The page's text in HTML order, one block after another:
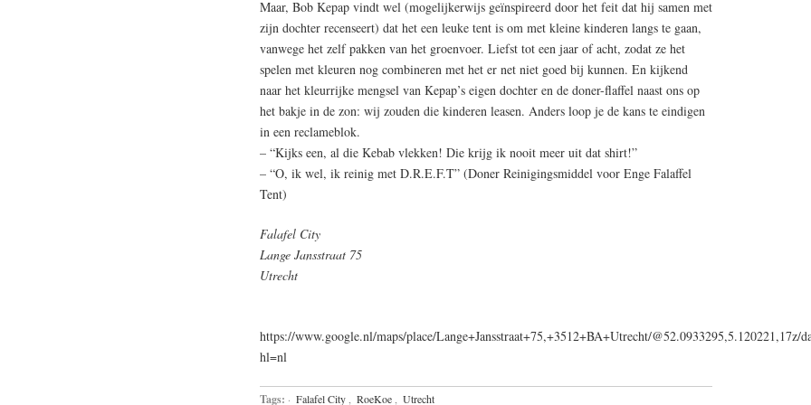
Maar, Bob Kepap vindt wel (mogelijkerwijs geïnspireerd door het feit dat hij samen met
zijn dochter recenseert) dat het een leuke tent is om met kleine kinderen langs te gaan,
vanwege het zelf pakken van het groenvoer. Liefst tot een jaar of acht, zodat ze het
spelen met kleuren nog combineren met het er net niet goed bij kunnen. En kijkend
naar het kleurrijke mengsel van Kepap’s eigen dochter en de doner-flaffel naast ons op
het bakje in de zon: wij zouden die kinderen leasen. Anders loop je de kans te eindigen
in een reclameblok.
– “Kijks een, al die Kebab vlekken! Die krijg ik nooit meer uit dat shirt!”
– “O, ik wel, ik reinig met D.R.E.F.T” (Doner Reinigingsmiddel voor Enge Falaffel
Tent)
Falafel City
Lange Jansstraat 75
Utrecht
https://www.google.nl/maps/place/Lange+Jansstraat+75,+3512+BA+Utrecht/
hl=nl
Tags: · Falafel City RoeKoe Utrecht